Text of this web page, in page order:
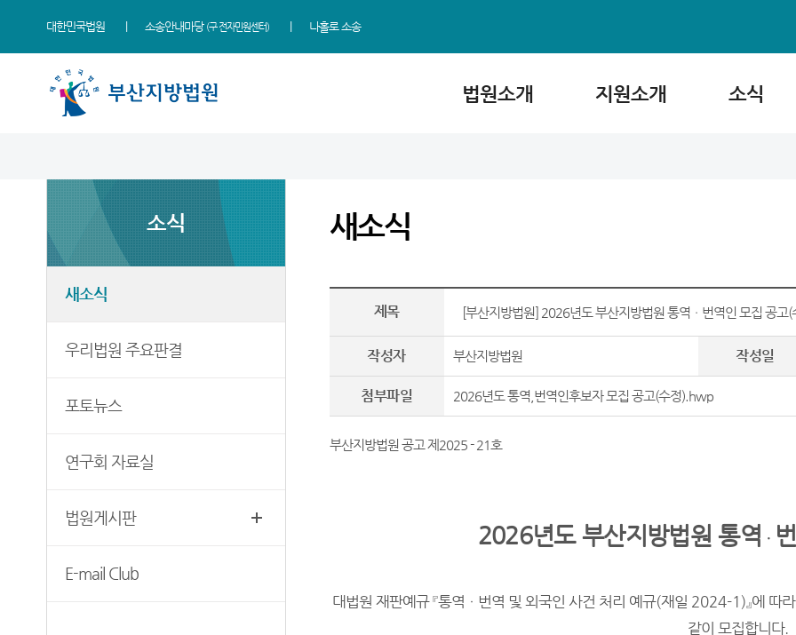
대한민국법원 소송안내마당 (구 전자민원센터) 나홀로 소송
법원소개 지원소개 소식
조직 및 전화번호
등기국
찾아오시는길
서부지원
우리법원 주요판결
포토뉴스
E-mail Club
법률상담안내
자주묻는질문
한 우선지원센터
무인등본발급기 안내
판결서사본 제공신청
판결서 인터넷열람
부조리 신고센터
칭찬합니다
소식
새소식
우리법원 주요판결
포토뉴스
연구회 자료실
법원게시판
E-mail Club
새소식
제목 [부산지방법원] 2026년도 부산지방법원 통역ㆍ번역인 모집 공고(
작성자 부산지방법원 작성일
첨부파일 2026년도 통역,번역인후보자 모집 공고(수정).hwp
부산지방법원 공고 제2025 - 21호
2026년도 부산지방법원 통역 ㆍ
대법원 재판예규『통역ㆍ번역 및 외국인 사건 처리 예규(재일 2024-1)』에 따라
같이 모집합니다.